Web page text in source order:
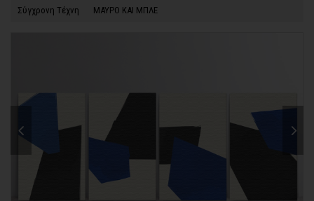
Σύγχρονη Τέχνη ΜΑΥΡΟ ΚΑΙ ΜΠΛΕ